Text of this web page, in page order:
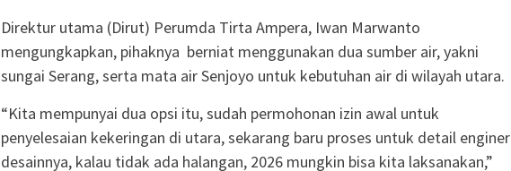
Direktur utama (Dirut) Perumda Tirta Ampera, Iwan Marwanto
mengungkapkan, pihaknya berniat menggunakan dua sumber air, yakni
sungai Serang, serta mata air Senjoyo untuk kebutuhan air di wilayah utara.
“Kita mempunyai dua opsi itu, sudah permohonan izin awal untuk
penyelesaian kekeringan di utara, sekarang baru proses untuk detail enginer
desainnya, kalau tidak ada halangan, 2026 mungkin bisa kita laksanakan,”